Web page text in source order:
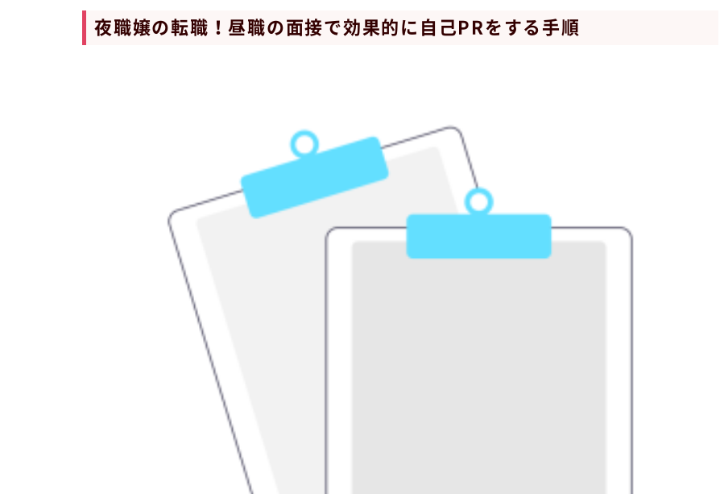
夜職嬢の転職！昼職の面接で効果的に自己PRをする手順